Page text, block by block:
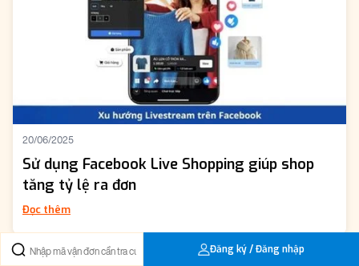
20/06/2025
Sử dụng Facebook Live Shopping giúp shop
tăng tỷ lệ ra đơn
Đọc thêm
Đăng ký / Đăng nhập